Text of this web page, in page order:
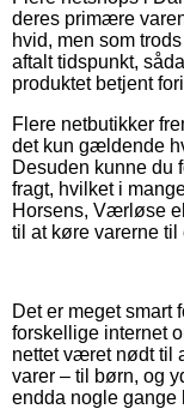
deres primære
hvid, men som
aftalt tidspunkt,
produktet betjent
Flere netbutikker
det kun gældende
Desuden kunne du
fragt, hvilket i
Horsens, Værløse
til at køre varerne
Det er meget smart
forskellige internet
nettet været nødt til
varer – til børn, og
endda nogle gange